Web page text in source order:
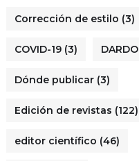
Corrección de estilo (3)
COVID-19 (3) DARDO
Dónde publicar (3)
Edición de revistas (122)
editor científico (46)